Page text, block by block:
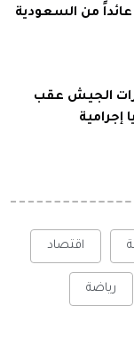
من السعودية
الجيش عقب
اقتصاد
رياضة